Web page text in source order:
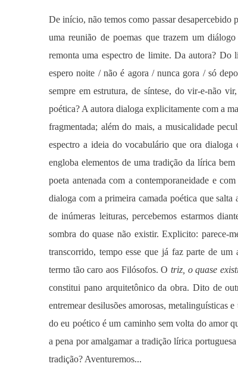
De início, não temos como passar desapercebido
uma reunião de poemas que trazem um
remonta uma espectro de limite. Da autora? Do
espero noite / não é agora / nunca gora / só
sempre em estrutura, de síntese, do vir-e-não
poética? A autora dialoga explicitamente com a
fragmentada; além do mais, a musicalidade
espectro a ideia do vocabulário que ora
engloba elementos de uma tradição da lírica
poeta antenada com a contemporaneidade e
dialoga com a primeira camada poética que salta
de inúmeras leituras, percebemos estarmos
sombra do quase não existir. Explicito: parece-
transcorrido, tempo esse que já faz parte de um
termo tão caro aos Filósofos. O triz, o quase
constitui pano arquitetônico da obra. Dito de
entremear desilusões amorosas, metalinguísticas
do eu poético é um caminho sem volta do amor
a pena por amalgamar a tradição lírica
tradição? Aventuremos...